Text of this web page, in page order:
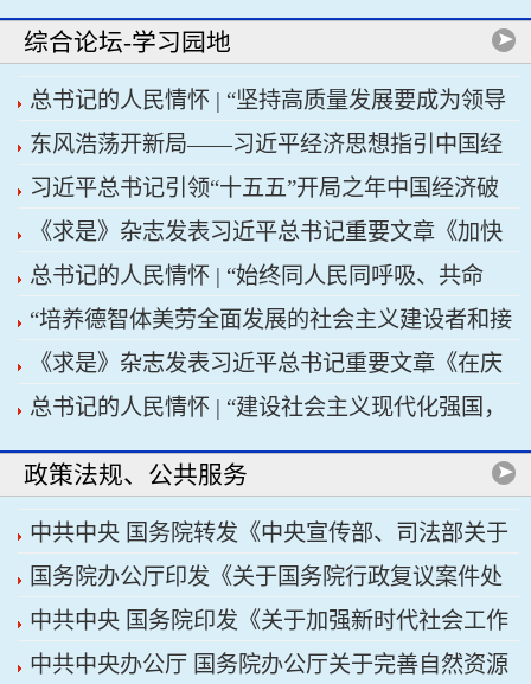
审计机关
综合论坛-学习园地
总书记的人民情怀 | “坚持高质量发展要成为领导
干部政绩观的重要内容”
东风浩荡开新局——习近平经济思想指引中国经
济高质量发展行稳致远
习近平总书记引领“十五五”开局之年中国经济破
浪前行
《求是》杂志发表习近平总书记重要文章《加快
建设健康中国》
总书记的人民情怀 | “始终同人民同呼吸、共命
运、心连心”
“培养德智体美劳全面发展的社会主义建设者和接
班人”——习近平总书记的重要论述指引基础教育
改革发展开创新局面
《求是》杂志发表习近平总书记重要文章《在庆
祝中国共产党成立105周年大会上的讲话》
总书记的人民情怀 | “建设社会主义现代化强国，
关键在科技自立自强”
政策法规、公共服务
中共中央 国务院转发《中央宣传部、司法部关于
开展法治宣传教育的第九个五年规划（2026——
2030年）》
国务院办公厅印发《关于国务院行政复议案件处
理程序的若干规定》
中共中央 国务院印发《关于加强新时代社会工作
的意见》
中共中央办公厅 国务院办公厅关于完善自然资源